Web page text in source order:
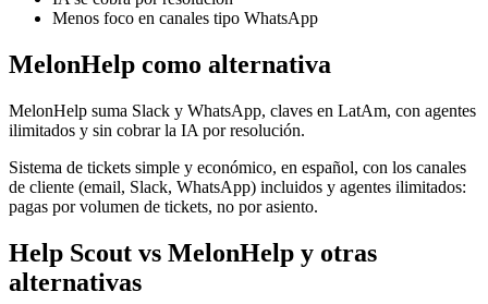
Menos foco en canales tipo WhatsApp
MelonHelp como alternativa
MelonHelp suma Slack y WhatsApp, claves en LatAm, con agentes
ilimitados y sin cobrar la IA por resolución.
Sistema de tickets simple y económico, en español, con los canales
de cliente (email, Slack, WhatsApp) incluidos y agentes ilimitados:
pagas por volumen de tickets, no por asiento.
Help Scout vs MelonHelp y otras
alternativas